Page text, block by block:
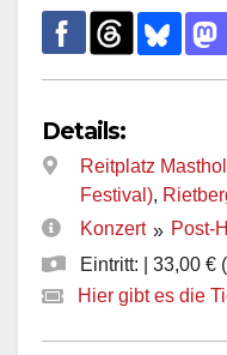
Details:
Reitplatz
Festival),
Konzert » Post-
Eintritt: | 33,00 €
Hier gibt es die